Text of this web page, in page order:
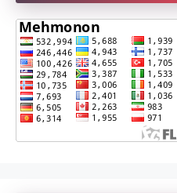
Рубоиёти Хайём
Саъдӣ. Гулистон